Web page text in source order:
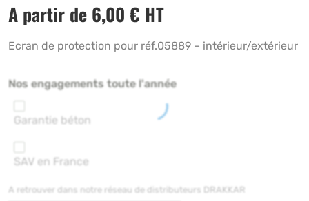
A partir de 6,00 € HT
Ecran de protection pour réf.05889 – intérieur/extérieur
Nos engagements toute l'année
Garantie béton
SAV en France
A retrouver dans notre réseau de distributeurs DRAKKAR